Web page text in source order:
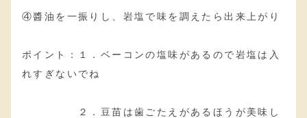
④醬油を一振りし、岩塩で味を調えたら出来上がり
ポイント：１．ベーコンの塩味があるので岩塩は入
れすぎないでね
２．豆苗は歯ごたえがあるほうが美味し